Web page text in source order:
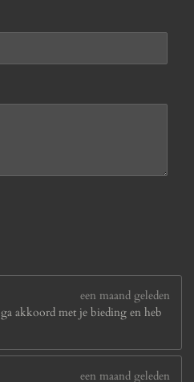
een maand geleden
akkoord met je bieding en heb
een maand geleden